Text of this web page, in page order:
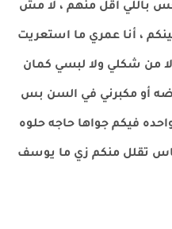
باللي أقل منهم ، لا مش
، أنا عمري ما استعريت
من شكلي ولا لبسي كمان
أو مكبرني في السن بس
فيكم جواها حاجه حلوه
تقلل منكم زي ما يوسف